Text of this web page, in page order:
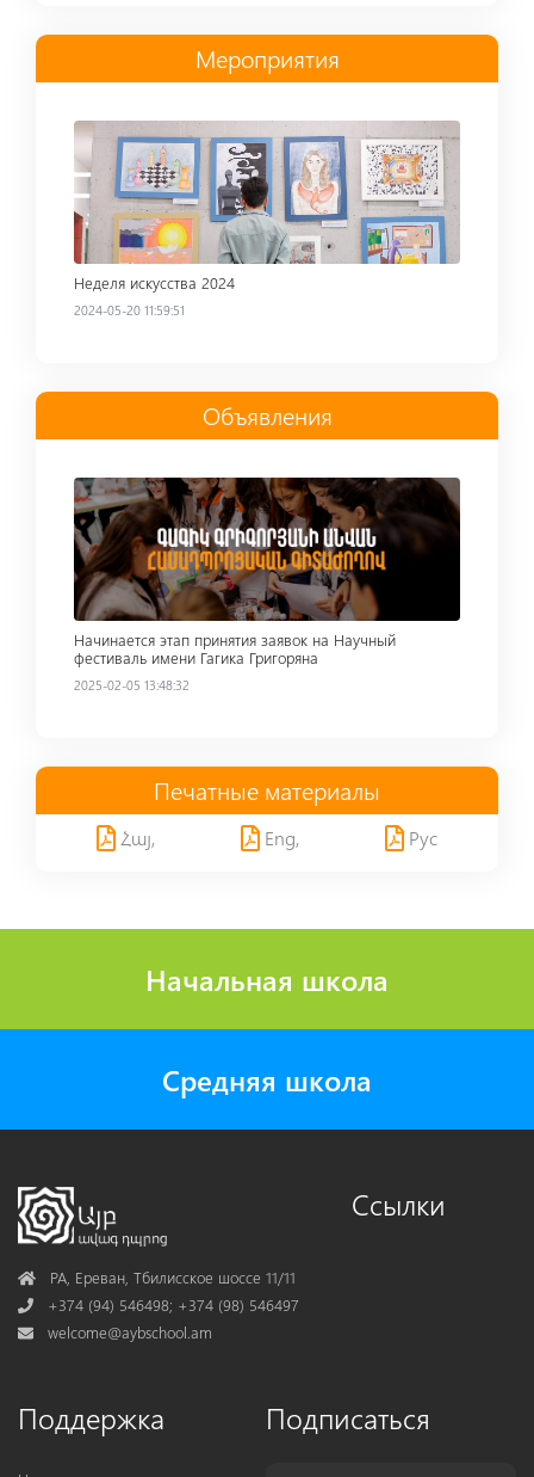
Мероприятия
Read more
Неделя искусства 2024
2024-05-20 11:59:51
Объявления
Read more
Начинается этап принятия заявок на Научный
фестиваль имени Гагика Григоряна
2025-02-05 13:48:32
Печатные материалы
Հայ, Eng, Рус
Начальная школа
Средняя школа
AddressРА, Ереван, Тбилисское шоссе 11/11
Phone+374 (94) 546498; +374 (98) 546497
Mail
welcome@aybschool.am
Ссылки
Поддержка Подписаться